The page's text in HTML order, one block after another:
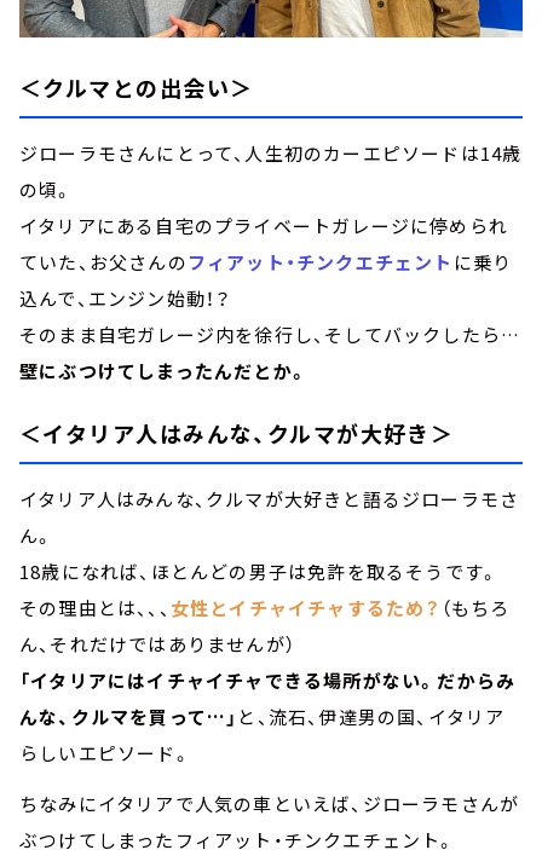
＜クルマとの出会い＞
ジローラモさんにとって、人生初のカーエピソードは14歳
の頃。
イタリアにある自宅のプライベートガレージに停められ
ていた、お父さんのフィアット・チンクエチェント に乗り
込んで、エンジン始動！？
そのまま自宅ガレージ内を徐行し、そしてバックしたら…
壁にぶつけてしまったんだとか。
＜イタリア人はみんな、クルマが大好き＞
イタリア人はみんな、クルマが大好きと語るジローラモさ
ん。
18歳になれば、ほとんどの男子は免許を取るそうです。
その理由とは、、、 女性とイチャイチャするため？ （もちろ
ん、それだけではありませんが）
「イタリアにはイチャイチャできる場所がない。だからみ
んな、クルマを買って…」 と、流石、伊達男の国、イタリア
らしいエピソード。
ちなみにイタリアで人気の車といえば、ジローラモさんが
ぶつけてしまったフィアット・チンクエチェント。